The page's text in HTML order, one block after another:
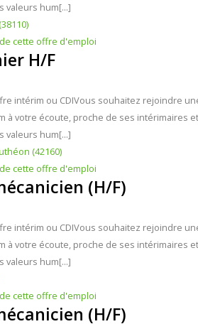
valeurs hum[...]
cette offre d'emploi
H/F
intérim ou CDIVous souhaitez rejoindre
à votre écoute, proche de ses intérimaires et
valeurs hum[...]
(42160)
cette offre d'emploi
(H/F)
intérim ou CDIVous souhaitez rejoindre
à votre écoute, proche de ses intérimaires et
valeurs hum[...]
cette offre d'emploi
(H/F)